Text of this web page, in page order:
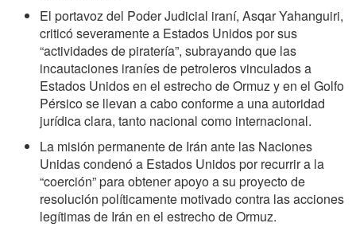
El portavoz del Poder Judicial iraní, Asqar Yahanguiri,
criticó severamente a Estados Unidos por sus
“actividades de piratería”, subrayando que las
incautaciones iraníes de petroleros vinculados a
Estados Unidos en el estrecho de Ormuz y en el Golfo
Pérsico se llevan a cabo conforme a una autoridad
jurídica clara, tanto nacional como internacional.
La misión permanente de Irán ante las Naciones
Unidas condenó a Estados Unidos por recurrir a la
“coerción” para obtener apoyo a su proyecto de
resolución políticamente motivado contra las acciones
legítimas de Irán en el estrecho de Ormuz.